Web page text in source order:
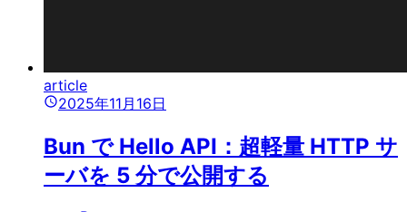
article
2025年11月16日
Bun で Hello API：超軽量 HTTP サ
ーバを 5 分で公開する